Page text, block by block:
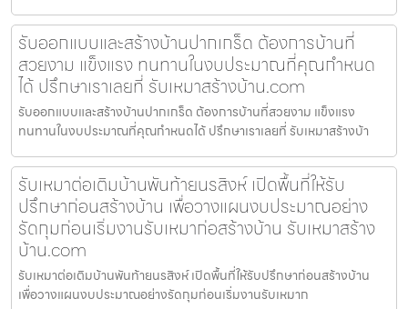
รับออกแบบและสร้างบ้านปากเกร็ด ต้องการบ้านที่
สวยงาม แข็งแรง ทนทานในงบประมาณที่คุณกำหนด
ได้ ปรึกษาเราเลยที่ รับเหมาสร้างบ้าน.com
รับออกแบบและสร้างบ้านปากเกร็ด ต้องการบ้านที่สวยงาม แข็งแรง
ทนทานในงบประมาณที่คุณกำหนดได้ ปรึกษาเราเลยที่ รับเหมาสร้างบ้า
รับเหมาต่อเติมบ้านพันท้ายนรสิงห์ เปิดพื้นที่ให้รับ
ปรึกษาก่อนสร้างบ้าน เพื่อวางแผนงบประมาณอย่าง
รัดกุมก่อนเริ่มงานรับเหมาก่อสร้างบ้าน รับเหมาสร้าง
บ้าน.com
รับเหมาต่อเติมบ้านพันท้ายนรสิงห์ เปิดพื้นที่ให้รับปรึกษาก่อนสร้างบ้าน
เพื่อวางแผนงบประมาณอย่างรัดกุมก่อนเริ่มงานรับเหมาก